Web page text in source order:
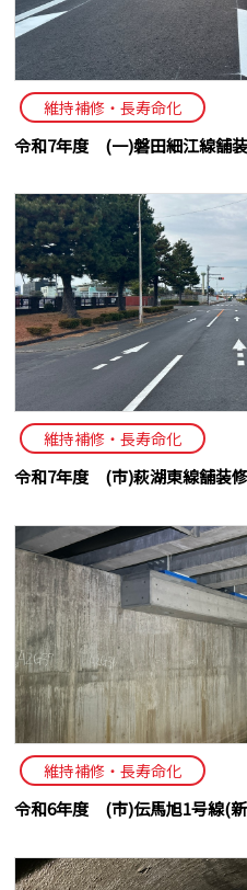
維持補修・長寿命化
令和7年度 (一)磐田細江線舗
維持補修・長寿命化
令和7年度 (市)萩湖東線舗装
維持補修・長寿命化
令和6年度 (市)伝馬旭1号線(